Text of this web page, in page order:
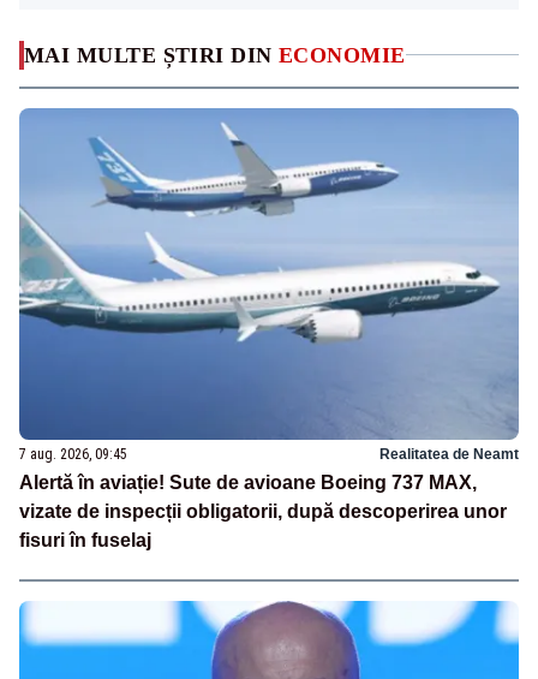
MAI MULTE ȘTIRI DIN ECONOMIE
7 aug. 2026, 09:45 Realitatea de Neamt
Alertă în aviație! Sute de avioane Boeing 737 MAX,
vizate de inspecții obligatorii, după descoperirea unor
fisuri în fuselaj